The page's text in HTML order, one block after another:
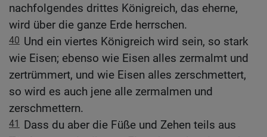
nachfolgendes drittes Königreich, das eherne,
wird über die ganze Erde herrschen.
40 Und ein viertes Königreich wird sein, so stark
wie Eisen; ebenso wie Eisen alles zermalmt und
zertrümmert, und wie Eisen alles zerschmettert,
so wird es auch jene alle zermalmen und
zerschmettern.
41 Dass du aber die Füße und Zehen teils aus